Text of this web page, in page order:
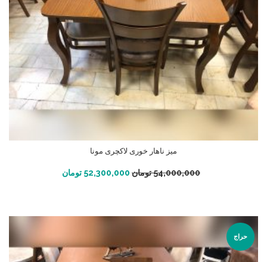
میز ناهار خوری لاکچری مونا
54,000,000تومان 52,300,000 تومان افزودن به سبد خرید
حراج